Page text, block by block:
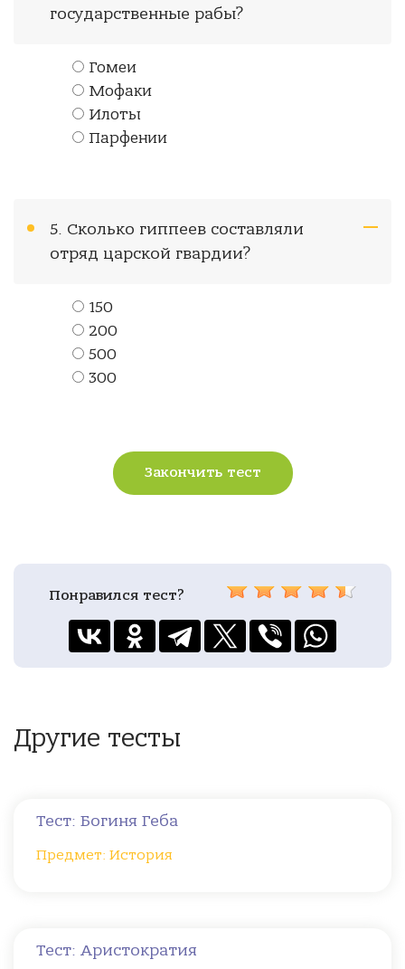
государственные рабы?
Гомеи
Мофаки
Илоты
Парфении
5. Сколько гиппеев составляли
отряд царской гвардии?
150
200
500
300
Закончить тест
Понравился тест?
Другие тесты
Тест: Богиня Геба
Предмет: История
Тест: Аристократия